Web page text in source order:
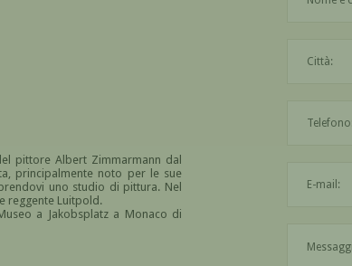
pittore Albert Zimmarmann dal
principalmente noto per le sue
uno studio di pittura. Nel
reggente Luitpold.
a Jakobsplatz a Monaco di